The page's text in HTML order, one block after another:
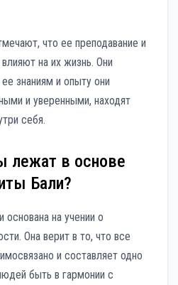
что ее преподавание и
на их жизнь. Они
знаниям и опыту они
и уверенными, находят
себя.
лежат в основе
Бали?
на учении о
Она верит в то, что все
и составляет одно
быть в гармонии с